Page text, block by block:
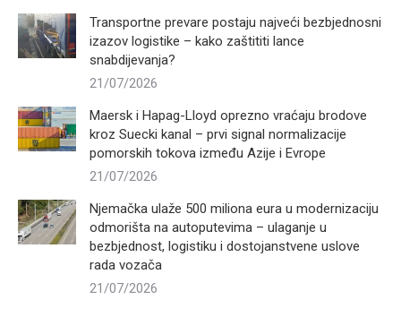
Transportne prevare postaju najveći bezbjednosni
izazov logistike – kako zaštititi lance
snabdijevanja?
21/07/2026
Maersk i Hapag-Lloyd oprezno vraćaju brodove
kroz Suecki kanal – prvi signal normalizacije
pomorskih tokova između Azije i Evrope
21/07/2026
Njemačka ulaže 500 miliona eura u modernizaciju
odmorišta na autoputevima – ulaganje u
bezbjednost, logistiku i dostojanstvene uslove
rada vozača
21/07/2026